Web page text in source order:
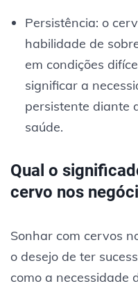
Persistência: o
habilidade de
em condições
significar a
persistente diante
saúde.
Qual o
cervo nos
Sonhar com cervos
o desejo de ter
como a necessidade